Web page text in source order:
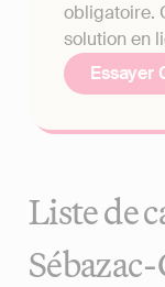
obligatoire.
solution en
Essayer
Liste de